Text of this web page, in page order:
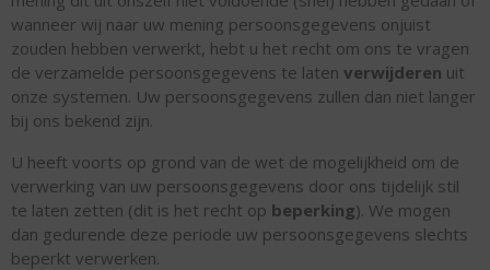
wanneer wij naar uw mening persoonsgegevens onjuist
zouden hebben verwerkt, hebt u het recht om ons te vragen
de verzamelde persoonsgegevens te laten verwijderen uit
onze systemen. Uw persoonsgegevens zullen dan niet langer
bij ons bekend zijn.
U heeft voorts op grond van de wet de mogelijkheid om de
verwerking van uw persoonsgegevens door ons tijdelijk stil
te laten zetten (dit is het recht op beperking). We mogen
dan gedurende deze periode uw persoonsgegevens slechts
beperkt verwerken.